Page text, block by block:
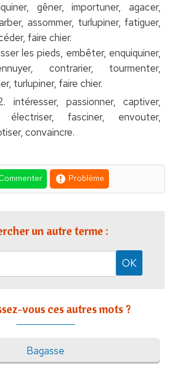
gêner, importuner, agacer,
assommer, turlupiner, fatiguer,
faire chier.
les pieds, embêter, enquiquiner,
contrarier, tourmenter,
turlupiner, faire chier.
intéresser, passionner, captiver,
électriser, fasciner, envouter,
convaincre.
Problème
un autre terme :
vous ces autres mots ?
Bagasse